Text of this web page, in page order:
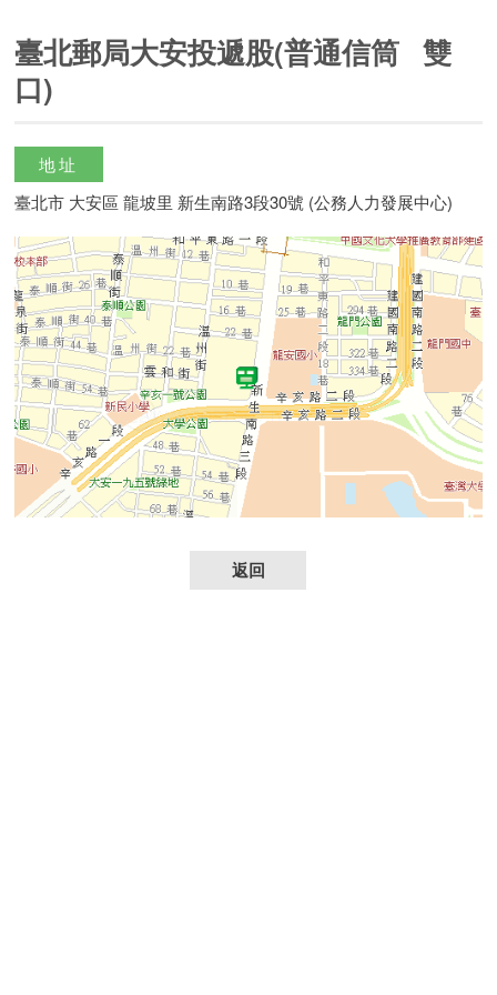
臺北郵局大安投遞股(普通信筒 雙
口)
地址
臺北市 大安區 龍坡里 新生南路3段30號 (公務人力發展中心)